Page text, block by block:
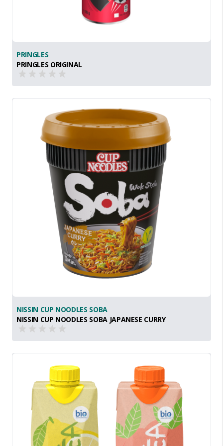
PRINGLES
PRINGLES ORIGINAL
NISSIN CUP NOODLES SOBA
NISSIN CUP NOODLES SOBA JAPANESE CURRY